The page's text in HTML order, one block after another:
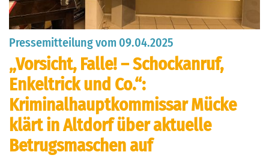
Pressemitteilung vom 09.04.2025
„Vorsicht, Falle! – Schockanruf,
Enkeltrick und Co.“:
Kriminalhauptkommissar Mücke
klärt in Altdorf über aktuelle
Betrugsmaschen auf